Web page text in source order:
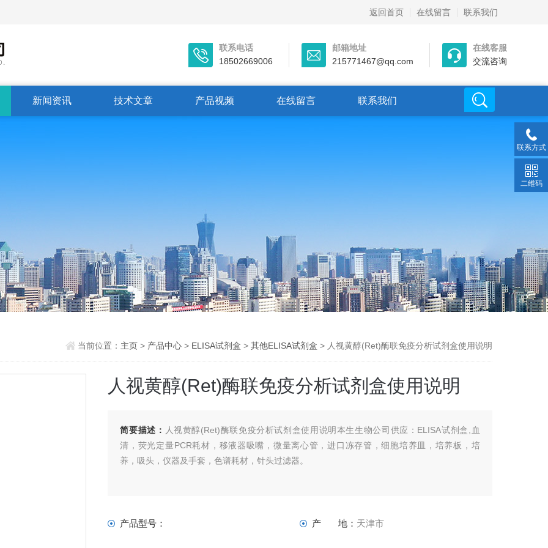
返回首页 在线留言 联系我们
联系电话
18502669006
邮箱地址
215771467@qq.com
在线客服
交流咨询
新闻资讯 技术文章 产品视频 在线留言 联系我们
当前位置： 主页 > 产品中心> ELISA试剂盒 > 其他ELISA试剂盒 > 人视黄醇(Ret)酶联免疫分析试剂盒使用说明
人视黄醇(Ret)酶联免疫分析试剂盒使用说明
简要描述： 人视黄醇(Ret)酶联免疫分析试剂盒使用说明本生生物公司供应：ELISA试剂盒,血
清，荧光定量PCR耗材，移液器吸嘴，微量离心管，进口冻存管，细胞培养皿，培养板，培
养，吸头，仪器及手套，色谱耗材，针头过滤器。
产品型号： 产 地： 天津市
联系方式
二维码